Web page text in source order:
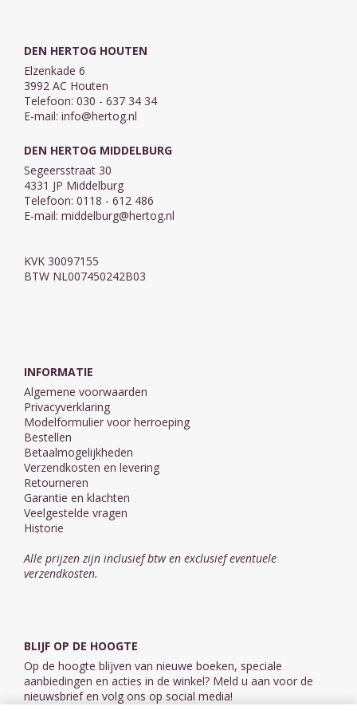
DEN HERTOG HOUTEN
Elzenkade 6
3992 AC Houten
Telefoon: 030 - 637 34 34
E-mail: info@hertog.nl
DEN HERTOG MIDDELBURG
Segeersstraat 30
4331 JP Middelburg
Telefoon: 0118 - 612 486
E-mail: middelburg@hertog.nl
KVK 30097155
BTW NL007450242B03
INFORMATIE
Algemene voorwaarden
Privacyverklaring
Modelformulier voor herroeping
Bestellen
Betaalmogelijkheden
Verzendkosten en levering
Retourneren
Garantie en klachten
Veelgestelde vragen
Historie
Alle prijzen zijn inclusief btw en exclusief eventuele
verzendkosten.
BLIJF OP DE HOOGTE
Op de hoogte blijven van nieuwe boeken, speciale
aanbiedingen en acties in de winkel? Meld u aan voor de
nieuwsbrief en volg ons op social media!